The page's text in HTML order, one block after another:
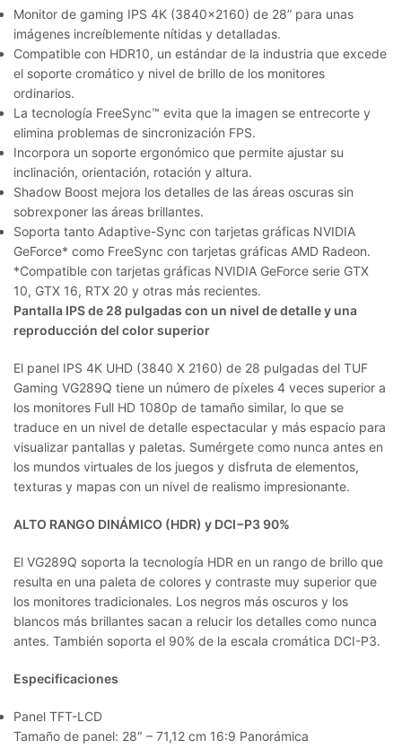
Monitor de gaming IPS 4K (3840×2160) de 28” para unas
imágenes increíblemente nítidas y detalladas.
Compatible con HDR10, un estándar de la industria que excede
el soporte cromático y nivel de brillo de los monitores
ordinarios.
La tecnología FreeSync™ evita que la imagen se entrecorte y
elimina problemas de sincronización FPS.
Incorpora un soporte ergonómico que permite ajustar su
inclinación, orientación, rotación y altura.
Shadow Boost mejora los detalles de las áreas oscuras sin
sobrexponer las áreas brillantes.
Soporta tanto Adaptive-Sync con tarjetas gráficas NVIDIA
GeForce* como FreeSync con tarjetas gráficas AMD Radeon.
*Compatible con tarjetas gráficas NVIDIA GeForce serie GTX
10, GTX 16, RTX 20 y otras más recientes.
Pantalla IPS de 28 pulgadas con un nivel de detalle y una
reproducción del color superior
El panel IPS 4K UHD (3840 X 2160) de 28 pulgadas del TUF
Gaming VG289Q tiene un número de píxeles 4 veces superior a
los monitores Full HD 1080p de tamaño similar, lo que se
traduce en un nivel de detalle espectacular y más espacio para
visualizar pantallas y paletas. Sumérgete como nunca antes en
los mundos virtuales de los juegos y disfruta de elementos,
texturas y mapas con un nivel de realismo impresionante.
ALTO RANGO DINÁMICO (HDR) y DCI−P3 90%
El VG289Q soporta la tecnología HDR en un rango de brillo que
resulta en una paleta de colores y contraste muy superior que
los monitores tradicionales. Los negros más oscuros y los
blancos más brillantes sacan a relucir los detalles como nunca
antes. También soporta el 90% de la escala cromática DCI-P3.
Especificaciones
Panel TFT-LCD
Tamaño de panel: 28″ – 71,12 cm 16:9 Panorámica